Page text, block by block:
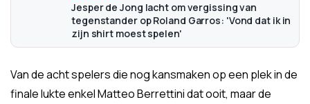
Jesper de Jong lacht om vergissing van
tegenstander op Roland Garros: 'Vond dat ik in
zijn shirt moest spelen'
Van de acht spelers die nog kansmaken op een plek in de
finale lukte enkel Matteo Berrettini dat ooit, maar de